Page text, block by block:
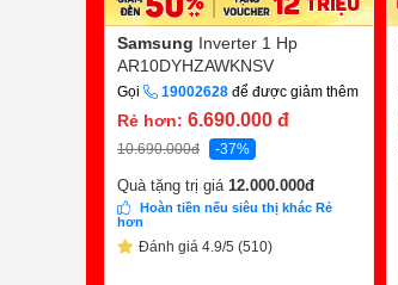
Samsung Inverter 1 Hp
AR10DYHZAWKNSV
Gọi 19002628 để được giảm thêm
Rẻ hơn: 6.690.000 đ
10.690.000đ -37%
Quà tặng trị giá 12.000.000đ
Hoàn tiền nếu siêu thị khác Rẻ
hơn
Đánh giá 4.9/5 (510)